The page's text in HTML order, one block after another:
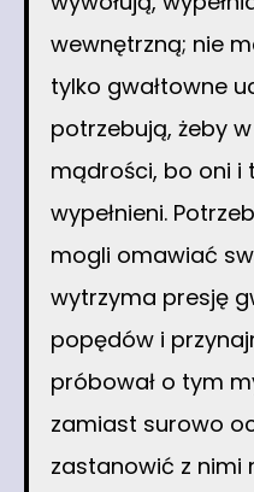
wewnętrzną; nie
tylko gwałtowne
potrzebują, żeby
mądrości, bo oni i
wypełnieni.
mogli omawiać
wytrzyma presję
popędów i
próbował o tym
zamiast surowo
zastanowić z